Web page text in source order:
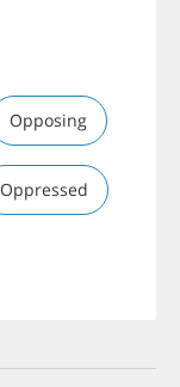
Opposing
Oppressed